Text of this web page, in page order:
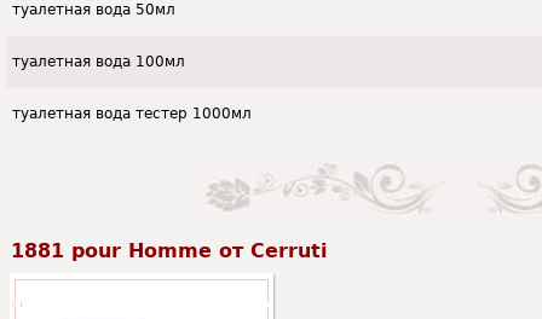
туалетная вода 50мл
туалетная вода 100мл
туалетная вода тестер 1000мл
1881 pour Homme от Cerruti